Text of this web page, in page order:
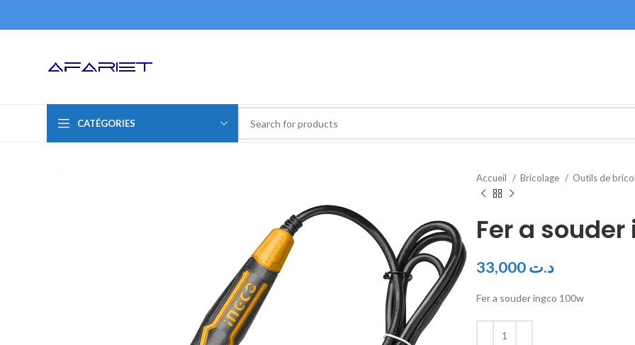
CATÉGORIES
Accueil Bricolage Outils de
Fer a
د.ت
Fer a souder ingco 100w